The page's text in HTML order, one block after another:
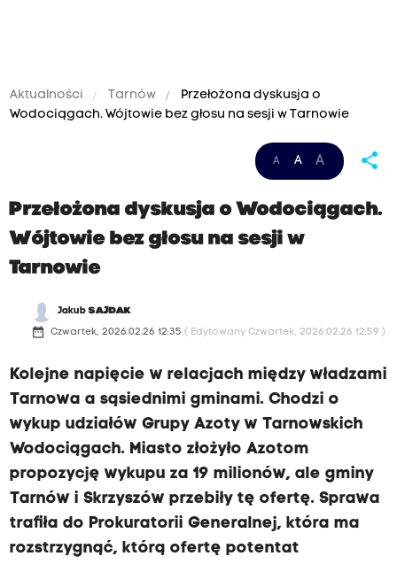
Aktualności Tarnów
Przełożona dyskusja o
Wodociągach. Wójtowie bez głosu na sesji w Tarnowie
A A A share
Przełożona dyskusja o Wodociągach.
Wójtowie bez głosu na sesji w
Tarnowie
JakubSAJDAK
date_range Czwartek, 2026.02.26 12:35 ( Edytowany Czwartek, 2026.02.26 12:59 )
Kolejne napięcie w relacjach między władzami
Tarnowa a sąsiednimi gminami. Chodzi o
wykup udziałów Grupy Azoty w Tarnowskich
Wodociągach. Miasto złożyło Azotom
propozycję wykupu za 19 milionów, ale gminy
Tarnów i Skrzyszów przebiły tę ofertę. Sprawa
trafiła do Prokuratorii Generalnej, która ma
rozstrzygnąć, którą ofertę potentat